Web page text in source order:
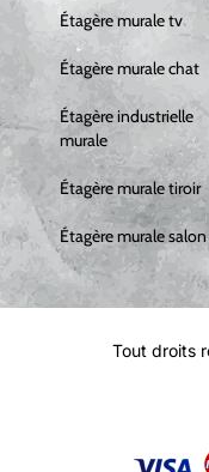
Étagère murale tv
Étagère murale chat
Étagère industrielle
murale
Étagère murale tiroir
Étagère murale salon
Tout droits